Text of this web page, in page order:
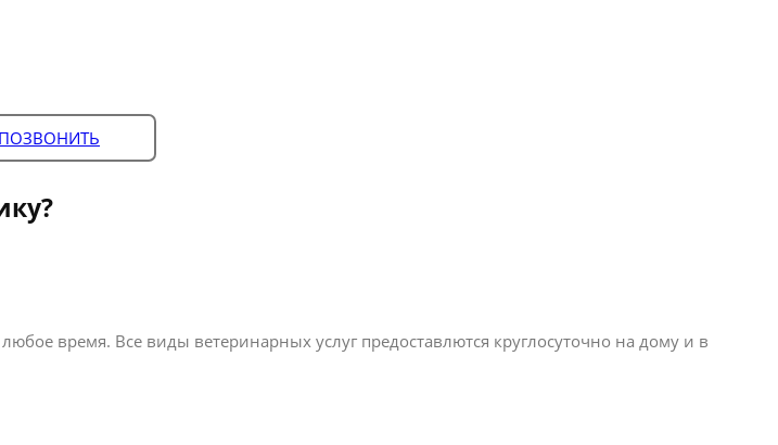
ПОЗВОНИТЬ
время. Все виды ветеринарных услуг предоставлются круглосуточно на дому и в